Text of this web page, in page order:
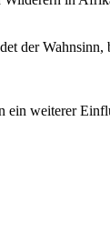
der
ein weiterer